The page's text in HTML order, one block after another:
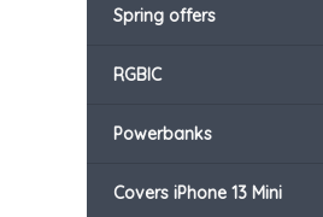
Spring offers
RGBIC
Powerbanks
Covers iPhone 13 Mini